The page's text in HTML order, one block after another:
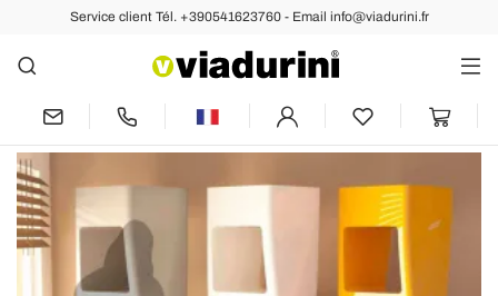
Service client Tél. +390541623760 - Email info@viadurini.fr
Arrière Précédent Suivant
Bibliothèque moderne de design en
Solid Surface® Collins